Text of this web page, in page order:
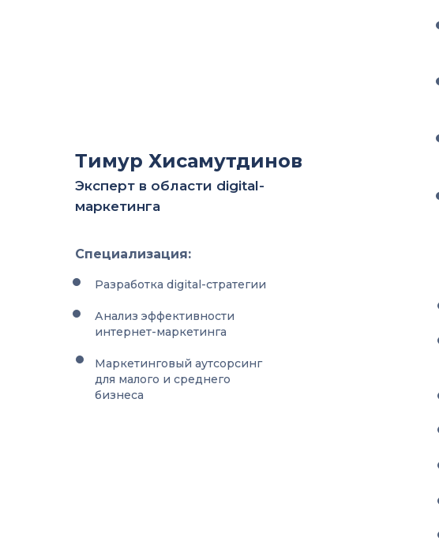
Тимур Хисамутдинов
Эксперт в области digital-
маркетинга
Специализация:
Разработка digital-стратегии
Анализ эффективности
интернет-маркетинга
Маркетинговый аутсорсинг
для малого и среднего
бизнеса